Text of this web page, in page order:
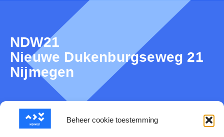
Beheer cookie toestemming
NDW21
Nieuwe Dukenburgseweg 21
Nijmegen
Over NDW21